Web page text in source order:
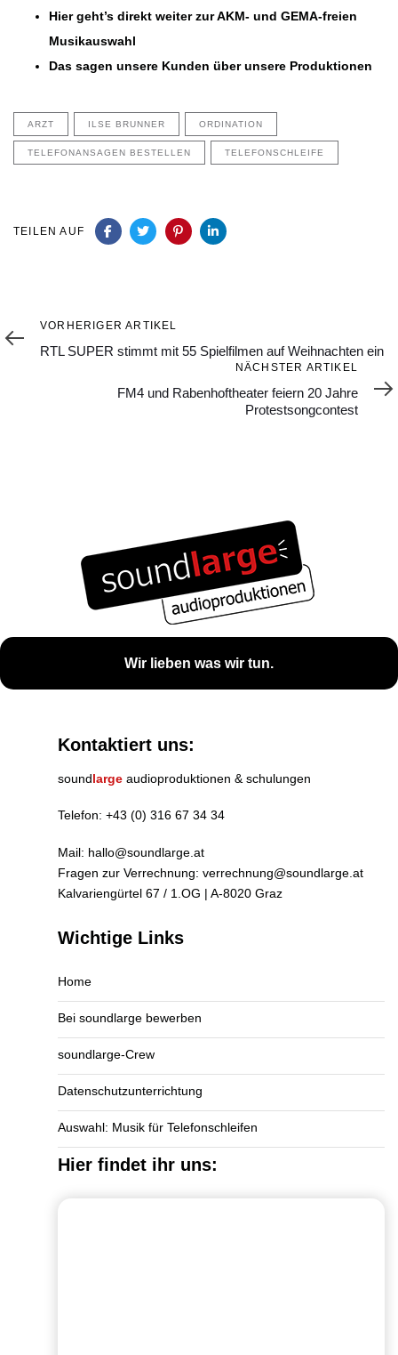
Hier geht’s direkt weiter zur AKM- und GEMA-freien
Musikauswahl
Das sagen unsere Kunden über unsere Produktionen
ARZT ILSE BRUNNER ORDINATION
TELEFONANSAGEN BESTELLEN TELEFONSCHLEIFE
TEILEN AUF
Vorheriger
Artikel
VORHERIGER ARTIKEL
RTL SUPER stimmt mit 55 Spielfilmen auf Weihnachten ein
NÄCHSTER ARTIKEL
FM4 und Rabenhoftheater feiern 20 Jahre
Protestsongcontest
Wir lieben was wir tun.
Kontaktiert uns:
soundlarge audioproduktionen & schulungen
Telefon: +43 (0) 316 67 34 34
Mail: hallo@soundlarge.at
Fragen zur Verrechnung: verrechnung@soundlarge.at
Kalvariengürtel 67 / 1.OG | A-8020 Graz
Wichtige Links
Home
Bei soundlarge bewerben
soundlarge-Crew
Datenschutzunterrichtung
Auswahl: Musik für Telefonschleifen
Hier findet ihr uns: